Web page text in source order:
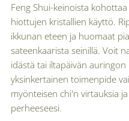
Feng Shui-keinoista
hiottujen kristallien käyttö.
ikkunan eteen ja huomaat
sateenkaarista seinillä. Voit
idästä tai iltapäivän
yksinkertainen toimenpide
myönteisen chi'n virtauksia
perheeseesi.